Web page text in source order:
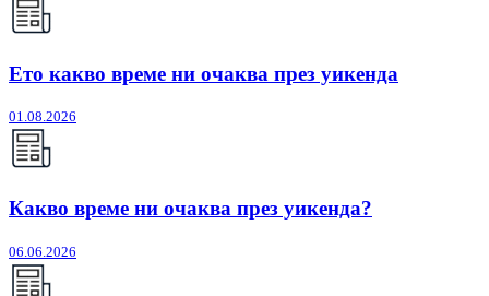
Ето какво време ни очаква през уикенда
01.08.2026
Какво време ни очаква през уикенда?
06.06.2026